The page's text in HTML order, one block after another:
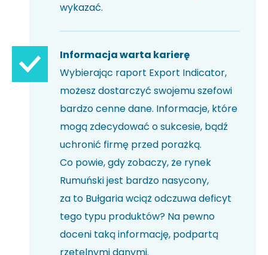
wykazać.
Informacja warta karierę
Wybierając raport Export Indicator,
możesz dostarczyć swojemu szefowi
bardzo cenne dane. Informacje, które
mogą zdecydować o sukcesie, bądź
uchronić firmę przed porażką.
Co powie, gdy zobaczy, że rynek
Rumuński jest bardzo nasycony,
za to Bułgaria wciąż odczuwa deficyt
tego typu produktów? Na pewno
doceni taką informację, podpartą